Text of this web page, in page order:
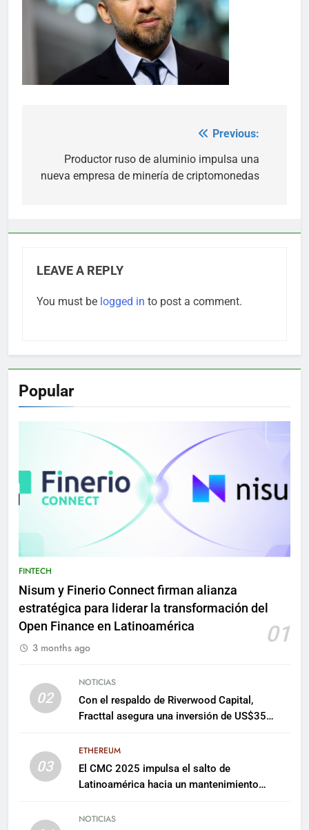
navigation
Previous:
Productor ruso de aluminio impulsa una
nueva empresa de minería de criptomonedas
LEAVE A REPLY
You must be logged in to post a comment.
Popular
FINTECH
Nisum y Finerio Connect firman alianza
estratégica para liderar la transformación del
Open Finance en Latinoamérica
01
3 months ago
02
NOTICIAS
Con el respaldo de Riverwood Capital,
Fracttal asegura una inversión de US$35
03
ETHEREUM
El CMC 2025 impulsa el salto de
Latinoamérica hacia un mantenimiento
NOTICIAS